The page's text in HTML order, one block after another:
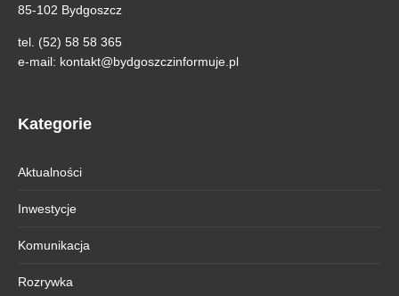
85-102 Bydgoszcz
tel. (52) 58 58 365
e-mail: kontakt@bydgoszczinformuje.pl
Kategorie
Aktualności
Inwestycje
Komunikacja
Rozrywka